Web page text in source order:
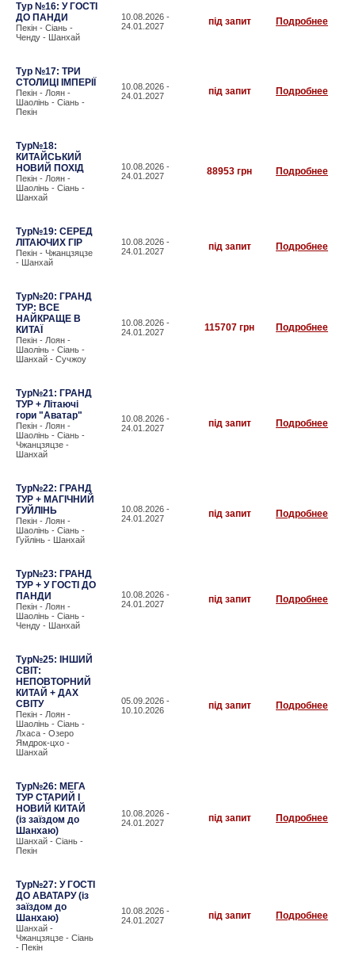
Тур №16: У ГОСТІ
ДО ПАНДИ
Пекін - Сіань -
Ченду - Шанхай
10.08.2026 -
24.01.2027
під запит Подробнее
Тур №17: ТРИ
СТОЛИЦІ ІМПЕРІЇ
Пекін - Лоян -
Шаолінь - Сіань -
Пекін
10.08.2026 -
24.01.2027
під запит Подробнее
Тур№18:
КИТАЙСЬКИЙ
НОВИЙ ПОХІД
Пекін - Лоян -
Шаолінь - Сіань -
Шанхай
10.08.2026 -
24.01.2027
88953 грн Подробнее
Тур№19: СЕРЕД
ЛІТАЮЧИХ ГІР
Пекін - Чжанцзяцзе
- Шанхай
10.08.2026 -
24.01.2027
під запит Подробнее
Тур№20: ГРАНД
ТУР: ВСЕ
НАЙКРАЩЕ В
КИТАЇ
Пекін - Лоян -
Шаолінь - Сіань -
Шанхай - Сучжоу
10.08.2026 -
24.01.2027
115707 грн Подробнее
Тур№21: ГРАНД
ТУР + Літаючі
гори "Аватар"
Пекін - Лоян -
Шаолінь - Сіань -
Чжанцзяцзе -
Шанхай
10.08.2026 -
24.01.2027
під запит Подробнее
Тур№22: ГРАНД
ТУР + МАГІЧНИЙ
ГУЙЛІНЬ
Пекін - Лоян -
Шаолінь - Сіань -
Гуйлінь - Шанхай
10.08.2026 -
24.01.2027
під запит Подробнее
Тур№23: ГРАНД
ТУР + У ГОСТІ ДО
ПАНДИ
Пекін - Лоян -
Шаолінь - Сіань -
Ченду - Шанхай
10.08.2026 -
24.01.2027
під запит Подробнее
Тур№25: ІНШИЙ
СВІТ:
НЕПОВТОРНИЙ
КИТАЙ + ДАХ
СВІТУ
Пекін - Лоян -
Шаолінь - Сіань -
Лхаса - Озеро
Ямдрок-цхо -
Шанхай
05.09.2026 -
10.10.2026
під запит Подробнее
Тур№26: МЕГА
ТУР СТАРИЙ І
НОВИЙ КИТАЙ
(із заїздом до
Шанхаю)
Шанхай - Сіань -
Пекін
10.08.2026 -
24.01.2027
під запит Подробнее
Тур№27: У ГОСТІ
ДО АВАТАРУ (із
заїздом до
Шанхаю)
Шанхай -
Чжанцзяцзе - Сіань
- Пекін
10.08.2026 -
24.01.2027
під запит Подробнее